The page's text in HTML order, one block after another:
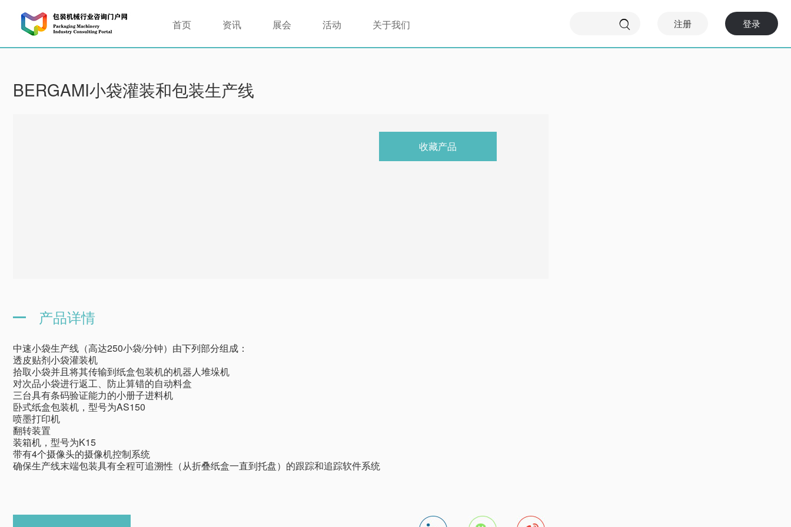
首页 资讯 展会 活动 关于我们  注册 登录
BERGAMI小袋灌装和包装生产线
收藏产品
产品详情
中速小袋生产线（高达250小袋/分钟）由下列部分组成：
透皮贴剂小袋灌装机
拾取小袋并且将其传输到纸盒包装机的机器人堆垛机
对次品小袋进行返工、防止算错的自动料盒
三台具有条码验证能力的小册子进料机
卧式纸盒包装机，型号为AS150
喷墨打印机
翻转装置
装箱机，型号为K15
带有4个摄像头的摄像机控制系统
确保生产线末端包装具有全程可追溯性（从折叠纸盒一直到托盘）的跟踪和追踪软件系统